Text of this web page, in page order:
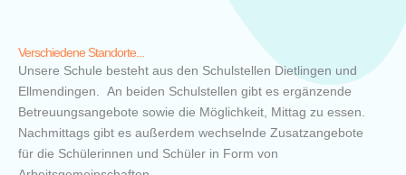
Verschiedene Standorte...
Unsere Schule besteht aus den Schulstellen Dietlingen und
Ellmendingen. An beiden Schulstellen gibt es ergänzende
Betreuungsangebote sowie die Möglichkeit, Mittag zu essen.
Nachmittags gibt es außerdem wechselnde Zusatzangebote
für die Schülerinnen und Schüler in Form von